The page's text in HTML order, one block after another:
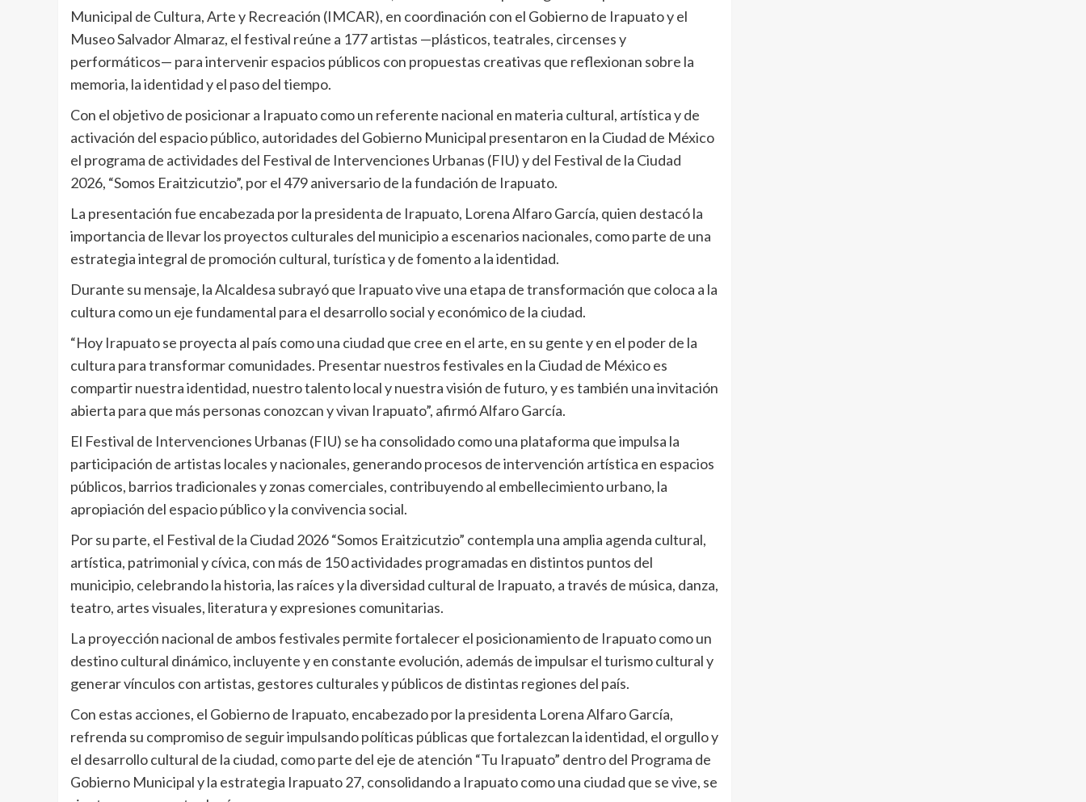
Municipal de Cultura, Arte y Recreación (IMCAR), en coordinación con el Gobierno de Irapuato y el
Museo Salvador Almaraz, el festival reúne a 177 artistas —plásticos, teatrales, circenses y
performáticos— para intervenir espacios públicos con propuestas creativas que reflexionan sobre la
memoria, la identidad y el paso del tiempo.
Con el objetivo de posicionar a Irapuato como un referente nacional en materia cultural, artística y de
activación del espacio público, autoridades del Gobierno Municipal presentaron en la Ciudad de México
el programa de actividades del Festival de Intervenciones Urbanas (FIU) y del Festival de la Ciudad
2026, “Somos Eraitzicutzio”, por el 479 aniversario de la fundación de Irapuato.
La presentación fue encabezada por la presidenta de Irapuato, Lorena Alfaro García, quien destacó la
importancia de llevar los proyectos culturales del municipio a escenarios nacionales, como parte de una
estrategia integral de promoción cultural, turística y de fomento a la identidad.
Durante su mensaje, la Alcaldesa subrayó que Irapuato vive una etapa de transformación que coloca a la
cultura como un eje fundamental para el desarrollo social y económico de la ciudad.
“Hoy Irapuato se proyecta al país como una ciudad que cree en el arte, en su gente y en el poder de la
cultura para transformar comunidades. Presentar nuestros festivales en la Ciudad de México es
compartir nuestra identidad, nuestro talento local y nuestra visión de futuro, y es también una invitación
abierta para que más personas conozcan y vivan Irapuato”, afirmó Alfaro García.
El Festival de Intervenciones Urbanas (FIU) se ha consolidado como una plataforma que impulsa la
participación de artistas locales y nacionales, generando procesos de intervención artística en espacios
públicos, barrios tradicionales y zonas comerciales, contribuyendo al embellecimiento urbano, la
apropiación del espacio público y la convivencia social.
Por su parte, el Festival de la Ciudad 2026 “Somos Eraitzicutzio” contempla una amplia agenda cultural,
artística, patrimonial y cívica, con más de 150 actividades programadas en distintos puntos del
municipio, celebrando la historia, las raíces y la diversidad cultural de Irapuato, a través de música, danza,
teatro, artes visuales, literatura y expresiones comunitarias.
La proyección nacional de ambos festivales permite fortalecer el posicionamiento de Irapuato como un
destino cultural dinámico, incluyente y en constante evolución, además de impulsar el turismo cultural y
generar vínculos con artistas, gestores culturales y públicos de distintas regiones del país.
Con estas acciones, el Gobierno de Irapuato, encabezado por la presidenta Lorena Alfaro García,
refrenda su compromiso de seguir impulsando políticas públicas que fortalezcan la identidad, el orgullo y
el desarrollo cultural de la ciudad, como parte del eje de atención “Tu Irapuato” dentro del Programa de
Gobierno Municipal y la estrategia Irapuato 27, consolidando a Irapuato como una ciudad que se vive, se